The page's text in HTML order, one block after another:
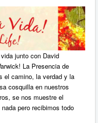
junto con David
La Presencia de
el camino, la verdad y la
cosquilla en nuestros
se nos muestre el
pero recibimos todo